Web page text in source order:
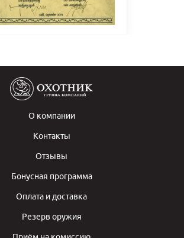
О компании
Контакты
Отзывы
Бонусная программа
Оплата и доставка
Резерв оружия